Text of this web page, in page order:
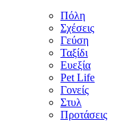
Πόλη
Σχέσεις
Γεύση
Ταξίδι
Ευεξία
Pet Life
Γονείς
Στυλ
Προτάσεις